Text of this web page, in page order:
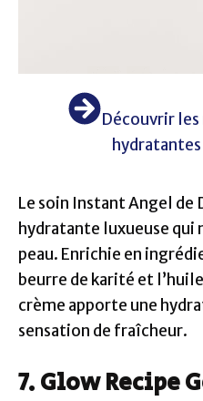
Découvrir
Le soin Instant Angel de
hydratante luxueuse
peau. Enrichie en
beurre de karité et
crème apporte une
sensation de fraîcheur.
7. Glow Recipe